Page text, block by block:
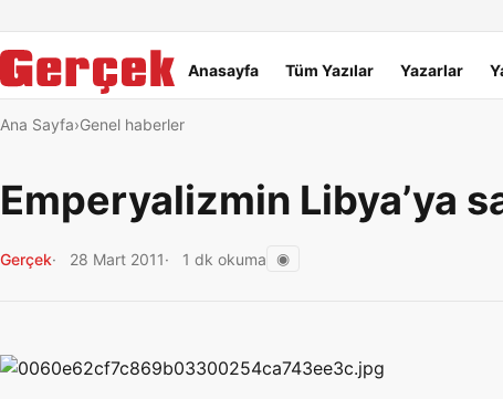
Ana menü
Anasayfa Tüm Yazılar Yazarlar
Ana Sayfa Genel haberler
Emperyalizmin Libya’ya
Gerçek 28 Mart 2011 1 dk okuma ◉